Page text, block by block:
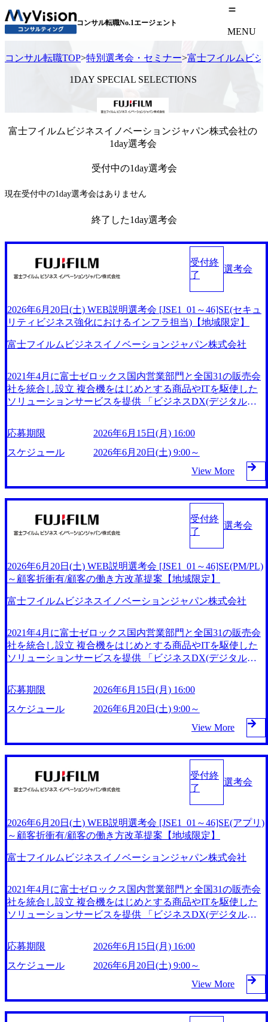
コンサル転職No.1エージェント
MENU
コンサル転職TOP>特別選考会・セミナー>富士フイルムビジ
1DAY SPECIAL SELECTIONS
富士フイルムビジネスイノベーションジャパン株式会社の
1day選考会
受付中の1day選考会
現在受付中の1day選考会はありません
終了した1day選考会
受付終
了
選考会
2026年6月20日(土) WEB説明選考会 [JSE1_01～46]SE(セキュ
リティビジネス強化におけるインフラ担当)【地域限定】
富士フイルムビジネスイノベーションジャパン株式会社
2021年4月に富士ゼロックス国内営業部門と全国31の販売会
社を統合し設立 複合機をはじめとする商品やITを駆使した
ソリューションサービスを提供 「ビジネスDX(デジタルト
の働き方改革を推進し、生産性向上・業務品質向上に貢献し
ている 2026年6月20日(土) 9:00～17:00予定 ※時間帯について
は確定し次第、ご連絡いたします。 ※参加可能な時間帯に
限りがある場合は、可能な限り調整をさせていただきますの
で、その旨ご連絡ください。 2026年6月15日(月) 16:00 ※定
員の関係で、上記期日よりも前に応募受付を終了させていた
だく可能性がございます ● 当日のプログラム ・企業・事業
概要説明 ・個別面接(1～2回) - 部門紹介・業務概要説明
- 質疑応答 ※個別面接までに待ち時間が発生する場合、途中
心としたインフラ領域のPJリード ・顧客ニーズに基づくソ
リューションの選定や技術的な観点におけるフィジビリティ
用迄の対応 (顧客対応の営業部門や業務ソリューションを担
詳細は、書類選考通過後にお知らせします ● 必須 ※以下何
れかに該当する方 ・SIerやコンサル会社にてセキュリティや
インフラ案件に従事した経験がある方 ・ネットワークやサ
ーバーに関わるエンジニア経験があり、セキュリティ領域へ
ていただく事になりますが、密接に関わるネットワークやそ
の他インフラ案件を対応する部門となり、セキュリティ領域
に知見・関心があるインフラエンジニアの方は歓迎致しま
す。 ● 歓迎 ・セキュリティ案件において、顧客提案から要
件定義等、上流工程の経験がある方 ・セキュリティソリュ
ーションにおける幅広い知見がある方 ・インフラ領域に関
応募期限
2026年6月15日(月) 16:00
スケジュール
2026年6月20日(土) 9:00～
View More
受付終
了
選考会
2026年6月20日(土) WEB説明選考会 [JSE1_01～46]SE(PM/PL)
～顧客折衝有/顧客の働き方改革提案【地域限定】
富士フイルムビジネスイノベーションジャパン株式会社
2021年4月に富士ゼロックス国内営業部門と全国31の販売会
社を統合し設立 複合機をはじめとする商品やITを駆使した
ソリューションサービスを提供 「ビジネスDX(デジタルト
の働き方改革を推進し、生産性向上・業務品質向上に貢献し
ている 2026年6月20日(土) 9:00～17:00予定 ※時間帯について
は確定し次第、ご連絡いたします。 ※参加可能な時間帯に
限りがある場合は、可能な限り調整をさせていただきますの
で、その旨ご連絡ください。 2026年6月15日(月) 16:00 ※定
員の関係で、上記期日よりも前に応募受付を終了させていた
だく可能性がございます ● 当日のプログラム ・企業・事業
概要説明 ・個別面接(1～2回) - 部門紹介・業務概要説明
- 質疑応答 ※個別面接までに待ち時間が発生する場合、途中
ロジェクトにおいて、構成する各領域の技術リーダー・メン
バー、社内のシステムエンジニアとの協働に留まらず、社外
ルしながら、プロジェクトリードして頂きます。 WEB ※詳
PL、もしくはPM経験(PJT規模:期間3ヶ月以上、もしくは5人
月以上のプロジェクトマネジメント) ・普通自動車免許(業務
上、車の運転があります。) ● 歓迎 ・PMP、IMP資格保有者
・AIプロジェクトの進行管理および技術サポートの経験(生
ロセスへのAI活用を思考出来る方 ・ネットワークおよびセ
キュリティ設計/構築経験がある方 ・製造業向けシステム開
発経験/工場設備/PLC/センターと連携した設備状態・生産進
捗の見える化や予兆分析のシステム導入、適切なツール/プ
ログラミング言語/AIなどを選定して、データ分析できる方
・公共分野向けシステム開発経験/公共入札に関わる業務経
応募期限
2026年6月15日(月) 16:00
スケジュール
2026年6月20日(土) 9:00～
View More
受付終
了
選考会
2026年6月20日(土) WEB説明選考会 [JSE1_01～46]SE(アプリ)
～顧客折衝有/顧客の働き方改革提案【地域限定】
富士フイルムビジネスイノベーションジャパン株式会社
2021年4月に富士ゼロックス国内営業部門と全国31の販売会
社を統合し設立 複合機をはじめとする商品やITを駆使した
ソリューションサービスを提供 「ビジネスDX(デジタルト
の働き方改革を推進し、生産性向上・業務品質向上に貢献し
ている 2026年6月20日(土) 9:00～17:00予定 ※時間帯について
は確定し次第、ご連絡いたします。 ※参加可能な時間帯に
限りがある場合は、可能な限り調整をさせていただきますの
で、その旨ご連絡ください。 2026年6月15日(月) 16:00 ※定
員の関係で、上記期日よりも前に応募受付を終了させていた
だく可能性がございます ● 当日のプログラム ・企業・事業
応募期限
2026年6月15日(月) 16:00
スケジュール
2026年6月20日(土) 9:00～
View More